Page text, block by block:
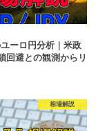
ーロ円分析｜米政
回避との観測からリ
相場解説